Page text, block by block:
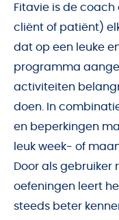
Fitavie is de
cliënt of patiënt)
dat op een leuke
programma
activiteiten
doen. In
en beperkingen
leuk week- of
Door als gebruiker
oefeningen leert
steeds beter